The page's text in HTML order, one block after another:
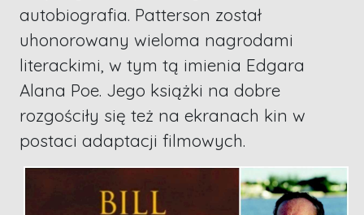
autobiografia. Patterson został
uhonorowany wieloma nagrodami
literackimi, w tym tą imienia Edgara
Alana Poe. Jego książki na dobre
rozgościły się też na ekranach kin w
postaci adaptacji filmowych.